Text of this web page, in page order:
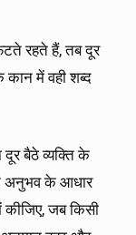
रहते हैं, तब दूर
में वही शब्द
दूर बैठे व्यक्ति के
अनुभव के आधार
कीजिए, जब किसी